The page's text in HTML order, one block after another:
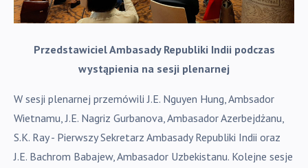
Przedstawiciel Ambasady Republiki Indii podczas
wystąpienia na sesji plenarnej
W sesji plenarnej przemówili J.E. Nguyen Hung, Ambsador
Wietnamu, J.E. Nagriz Gurbanova, Ambasador Azerbejdżanu,
S.K. Ray - Pierwszy Sekretarz Ambasady Republiki Indii oraz
J.E. Bachrom Babajew, Ambasador Uzbekistanu. Kolejne sesje